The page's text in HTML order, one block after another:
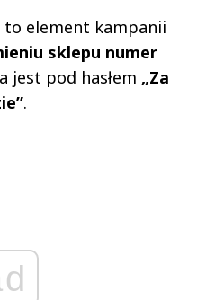
to element kampanii
sklepu numer
jest pod hasłem „Za
.